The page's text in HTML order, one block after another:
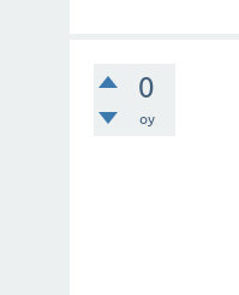
0
oy